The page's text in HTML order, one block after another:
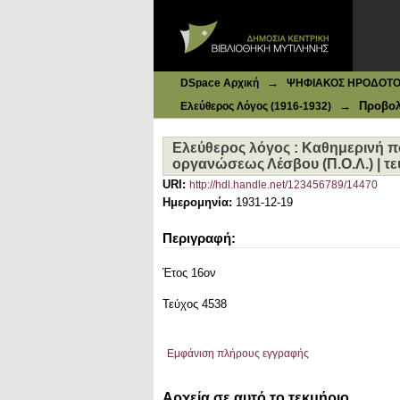
4538, 19-12-1931
DSpace Αρχική → ΨΗΦΙΑΚΟΣ ΗΡΟΔΟΤΟΣ:
Ελεύθερος Λόγος (1916-1932)
→
Eλεύθερος λόγος : Καθημερινή
οργανώσεως Λέσβου (Π.Ο.Λ.) |
URI: http://hdl.handle.net/123456789/14470
Ημερομηνία: 1931-12-19
Περιγραφή:
Έτος 16ον
Τεύχος 4538
Εμφάνιση πλήρους εγγραφής